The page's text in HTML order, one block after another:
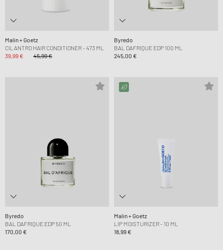
Malin + Goetz
CILANTRO HAIR CONDITIONER - 473 ML
39,99 €
45,99 €
Byredo
BAL DAFRIQUE EDP 100 ML
245,00 €
Byredo
BAL DAFRIQUE EDP 50 ML
170,00 €
Malin + Goetz
LIP MOISTURIZER - 10 ML
18,99 €